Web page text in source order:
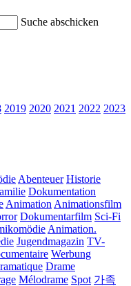
Suche abschicken
2019 2020 2021 2022 2023
Abenteuer Historie
Dokumentation
Animation Animationsfilm
Dokumentarfilm Sci-Fi
Animation.
Jugendmagazin TV-
Werbung
Drame
Mélodrame Spot 가족